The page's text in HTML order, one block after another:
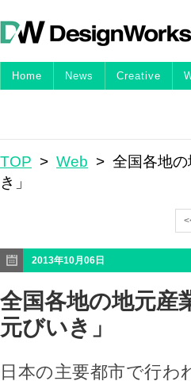
Home News Creative
TOP > Web > 全国各地の
き」
2013年10月06日
全国各地の地元産
元びいき」
日本の主要都市で行わ